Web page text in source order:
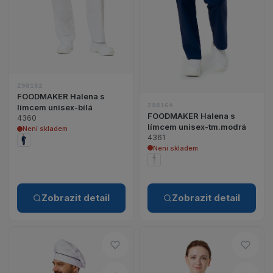
Z98162
FOODMAKER Halena s
límcem unisex-bílá
4360
Není skladem
Zobrazit detail
Z98164
FOODMAKER Halena s
límcem unisex-tm.modrá
4361
Není skladem
Zobrazit detail
Do oblíbených – Do